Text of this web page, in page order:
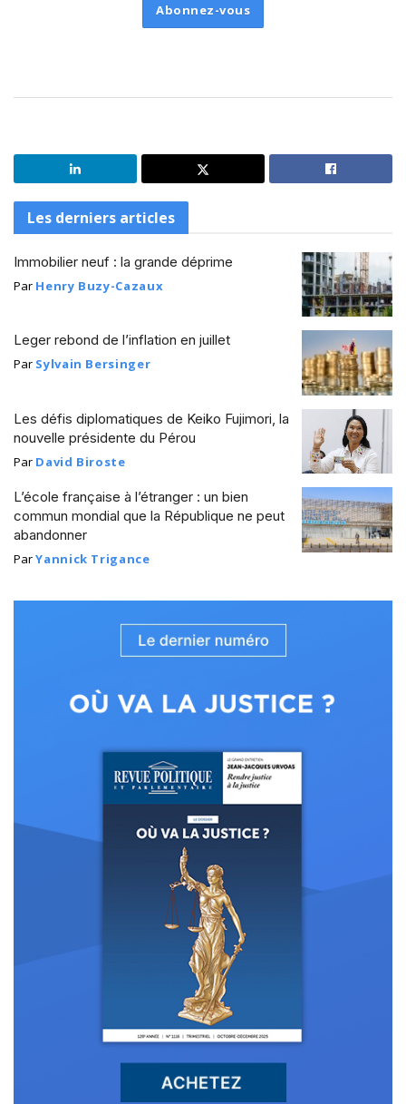
Abonnez-vous
Les derniers articles
Immobilier neuf : la grande déprime
Par Henry Buzy-Cazaux
Leger rebond de l’inflation en juillet
Par Sylvain Bersinger
Les défis diplomatiques de Keiko Fujimori, la
nouvelle présidente du Pérou
Par David Biroste
L’école française à l’étranger : un bien
commun mondial que la République ne peut
abandonner
ParYannick Trigance